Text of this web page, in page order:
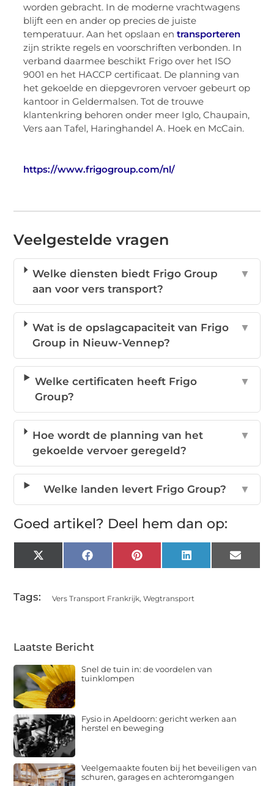
worden gebracht. In de moderne vrachtwagens
blijft een en ander op precies de juiste
temperatuur. Aan het opslaan entransporteren
zijn strikte regels en voorschriften verbonden. In
verband daarmee beschikt Frigo over het ISO
9001 en het HACCP certificaat. De planning van
het gekoelde en diepgevroren vervoer gebeurt op
kantoor in Geldermalsen. Tot de trouwe
klantenkring behoren onder meer Iglo, Chaupain,
Vers aan Tafel, Haringhandel A. Hoek en McCain.
https://www.frigogroup.com/nl/
Veelgestelde vragen
Welke diensten biedt Frigo Group
aan voor vers transport?
▼
Wat is de opslagcapaciteit van Frigo
Group in Nieuw-Vennep?
▼
Welke certificaten heeft Frigo
Group?
▼
Hoe wordt de planning van het
gekoelde vervoer geregeld?
▼
Welke landen levert Frigo Group? ▼
Goed artikel? Deel hem dan op:
X
(Twitter)
FacebookPinterestLinkedInEmail
Tags: Vers Transport Frankrijk,Wegtransport
Laatste Bericht
Snel de tuin in: de voordelen van
tuinklompen
Fysio in Apeldoorn: gericht werken aan
herstel en beweging
Veelgemaakte fouten bij het beveiligen van
schuren, garages en achteromgangen